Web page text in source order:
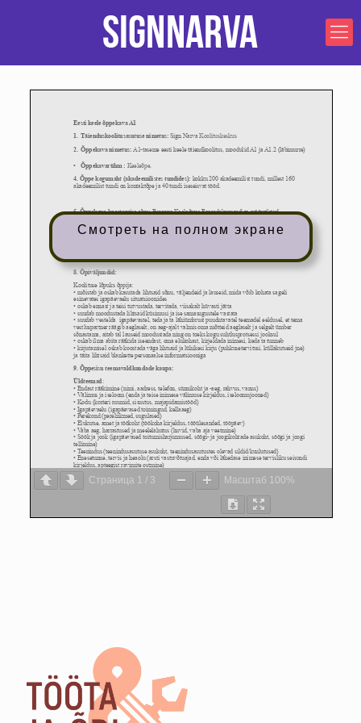
Смотреть на полном экране
Страница 1 / 3 Масштаб 100%